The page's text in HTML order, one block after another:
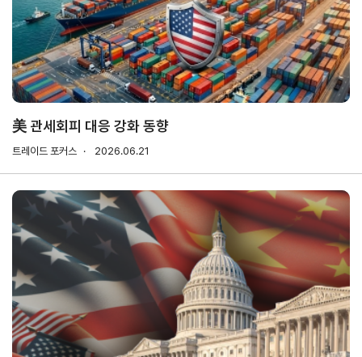
기업전용
회원
사검
색
사가
입
기업
정보
관리
무역
업고
유번
호
발급
자사
정보
조회
신청
회비
납부
현황
회비
납부
Utility
신문
고
홈
이용
약관
개인
정보
처리
방침
저작
권
정책
이메
일주
소무
단수
美 관세회피 대응 강화 동향
트레이드 포커스 2026.06.21